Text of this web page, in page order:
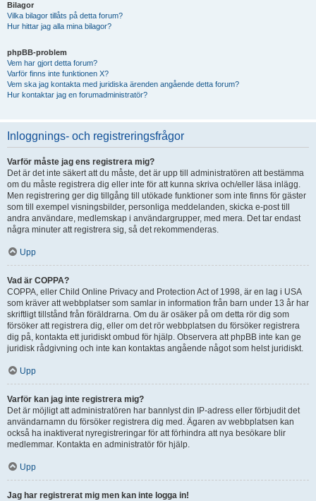
Bilagor
Vilka bilagor tillåts på detta forum?
Hur hittar jag alla mina bilagor?
phpBB-problem
Vem har gjort detta forum?
Varför finns inte funktionen X?
Vem ska jag kontakta med juridiska ärenden angående detta forum?
Hur kontaktar jag en forumadministratör?
Inloggnings- och registreringsfrågor
Varför måste jag ens registrera mig?
Det är det inte säkert att du måste, det är upp till administratören att bestämma
om du måste registrera dig eller inte för att kunna skriva och/eller läsa inlägg.
Men registrering ger dig tillgång till utökade funktioner som inte finns för gäster
som till exempel visningsbilder, personliga meddelanden, skicka e-post till
andra användare, medlemskap i användargrupper, med mera. Det tar endast
några minuter att registrera sig, så det rekommenderas.
Upp
Vad är COPPA?
COPPA, eller Child Online Privacy and Protection Act of 1998, är en lag i USA
som kräver att webbplatser som samlar in information från barn under 13 år har
skriftligt tillstånd från föräldrarna. Om du är osäker på om detta rör dig som
försöker att registrera dig, eller om det rör webbplatsen du försöker registrera
dig på, kontakta ett juridiskt ombud för hjälp. Observera att phpBB inte kan ge
juridisk rådgivning och inte kan kontaktas angående något som helst juridiskt.
Upp
Varför kan jag inte registrera mig?
Det är möjligt att administratören har bannlyst din IP-adress eller förbjudit det
användarnamn du försöker registrera dig med. Ägaren av webbplatsen kan
också ha inaktiverat nyregistreringar för att förhindra att nya besökare blir
medlemmar. Kontakta en administratör för hjälp.
Upp
Jag har registrerat mig men kan inte logga in!